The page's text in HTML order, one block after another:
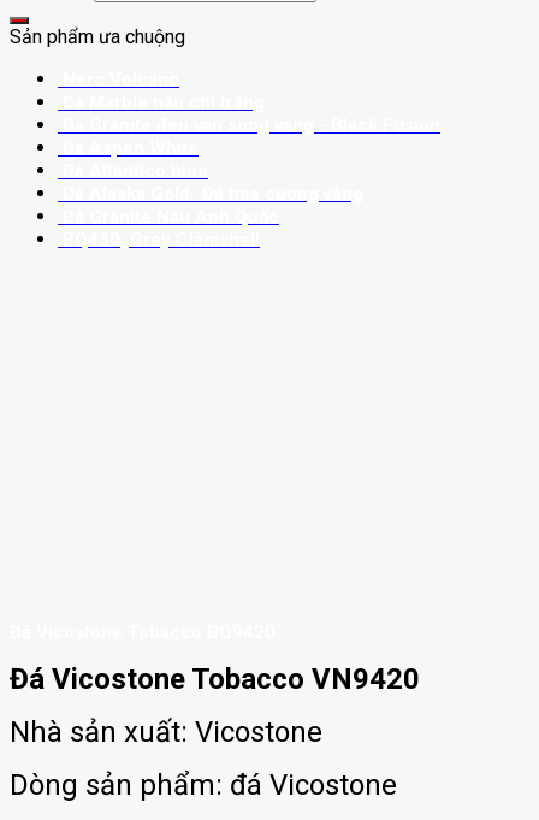
Sản phẩm ưa chuộng
Đá Vicostone Tobacco VN9420
Nhà sản xuất: Vicostone
Dòng sản phẩm: đá Vicostone